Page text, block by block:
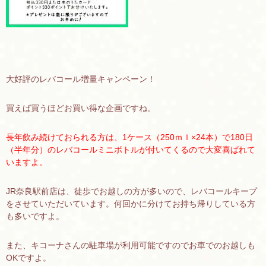
大好評のレバコール増量キャンペーン！
買えば買うほどお買い得な企画ですね。
長年飲み続けておられる方は、1ケース（250ｍｌ×24本）で180日
（半年分）のレバコールミニボトルが付いてくるので大変喜ばれて
いますよ。
JR奈良駅前店は、徒歩でお越しの方が多いので、レバコールキープ
をさせていただいています。何回かに分けてお持ち帰りしている方
も多いですよ。
また、キコーナさんの駐車場が利用可能ですのでお車でのお越しも
OKですよ。